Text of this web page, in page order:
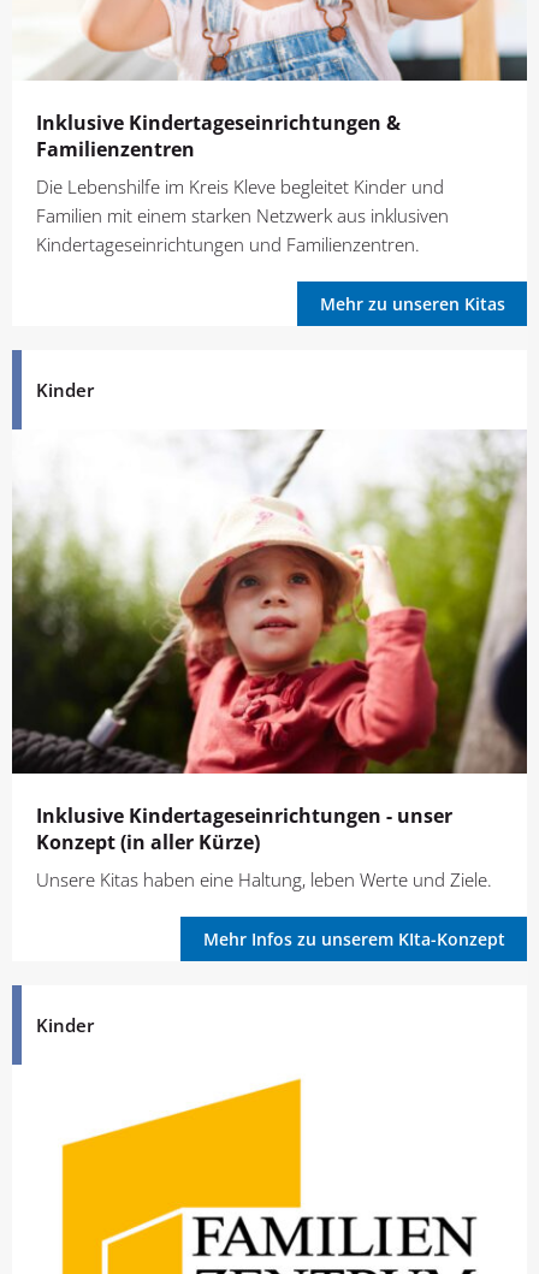
Inklusive Kindertages­einrichtungen &
Familienzentren
Die Lebenshilfe im Kreis Kleve begleitet Kinder und
Familien mit einem starken Netzwerk aus inklusiven
Kindertageseinrichtungen und Familienzentren.
Mehr zu unseren Kitas
Kinder
Inklusive Kindertageseinrichtungen - unser
Konzept (in aller Kürze)
Unsere Kitas haben eine Haltung, leben Werte und Ziele.
Mehr Infos zu unserem KIta-Konzept
Kinder